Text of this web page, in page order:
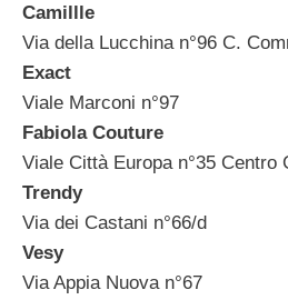
Camillle
Via della Lucchina n°96 C.
Exact
Viale Marconi n°97
Fabiola Couture
Viale Città Europa n°35 Centro
Trendy
Via dei Castani n°66/d
Vesy
Via Appia Nuova n°67